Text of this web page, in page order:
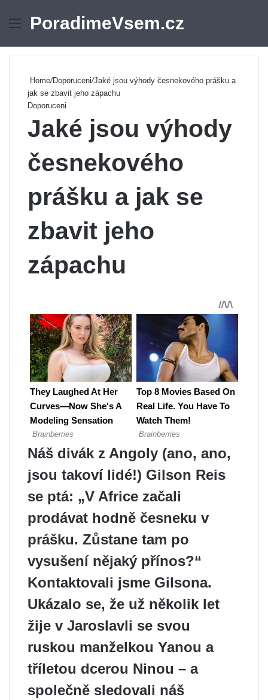
Menu
PoradimeVsem.cz
Home/Doporuceni/Jaké jsou výhody česnekového prášku a
jak se zbavit jeho zápachu
Doporuceni
Jaké jsou výhody
česnekového
prášku a jak se
zbavit jeho
zápachu
Náš divák z Angoly (ano, ano,
jsou takoví lidé!) Gilson Reis
se ptá: „V Africe začali
prodávat hodně česneku v
prášku. Zůstane tam po
vysušení nějaký přínos?“
Kontaktovali jsme Gilsona.
Ukázalo se, že už několik let
žije v Jaroslavli se svou
ruskou manželkou Yanou a
tříletou dcerou Ninou – a
společně sledovali náš